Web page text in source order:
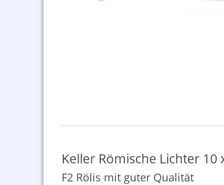
Keller Römische Lichter 10
F2 Rölis mit guter Qualität